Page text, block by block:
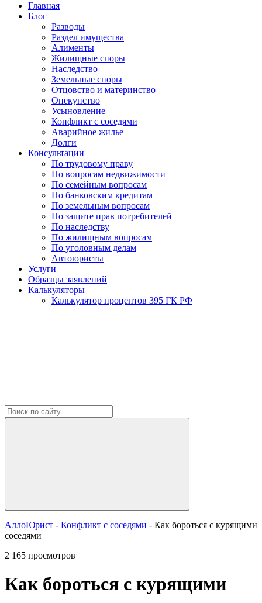
Главная
Блог
Разводы
Раздел имущества
Алименты
Жилищные споры
Наследство
Земельные споры
Отцовство и материнство
Опекунство
Усыновление
Конфликт с соседями
Аварийное жилье
Долги
Консультации
По трудовому праву
По вопросам недвижимости
По семейным вопросам
По банковским кредитам
По земельным вопросам
По защите прав потребителей
По наследству
По жилищным вопросам
По уголовным делам
Автоюристы
Услуги
Образцы заявлений
Калькуляторы
Калькулятор процентов 395 ГК РФ
АллоЮрист - Конфликт с соседями - Как бороться с курящими
соседями
2 165 просмотров
Как бороться с курящими